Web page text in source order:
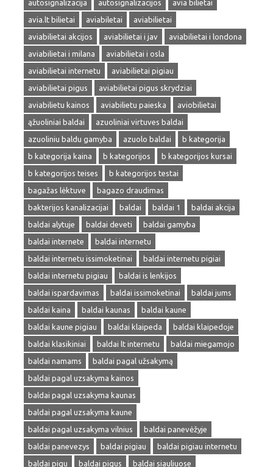
autosignalizacija
autosignalizacijos
avia bilietai
avia.lt bilietai
aviabiletai
aviabilietai
aviabilietai akcijos
aviabilietai i jav
aviabilietai i londona
aviabilietai i milana
aviabilietai i osla
aviabilietai internetu
aviabilietai pigiau
aviabilietai pigus
aviabilietai pigus skrydziai
aviabilietu kainos
aviabilietu paieska
aviobilietai
ąžuoliniai baldai
azuoliniai virtuves baldai
azuoliniu baldu gamyba
azuolo baldai
b kategorija
b kategorija kaina
b kategorijos
b kategorijos kursai
b kategorijos teises
b kategorijos testai
bagažas lėktuve
bagazo draudimas
bakterijos kanalizacijai
baldai baldai 1
baldai akcija
baldai alytuje
baldai deveti
baldai gamyba
baldai internete
baldai internetu
baldai internetu issimoketinai
baldai internetu pigiai
baldai internetu pigiau
baldai is lenkijos
baldai ispardavimas
baldai issimoketinai
baldai jums
baldai kaina
baldai kaunas
baldai kaune
baldai kaune pigiau
baldai klaipeda
baldai klaipedoje
baldai klasikiniai
baldai lt internetu
baldai miegamojo
baldai namams
baldai pagal užsakymą
baldai pagal uzsakyma kainos
baldai pagal uzsakyma kaunas
baldai pagal uzsakyma kaune
baldai pagal uzsakyma vilnius
baldai panevėžyje
baldai panevezys
baldai pigiau
baldai pigiau internetu
baldai pigu
baldai pigus baldai siauliuose